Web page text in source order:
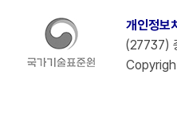
개인정보
(27737)